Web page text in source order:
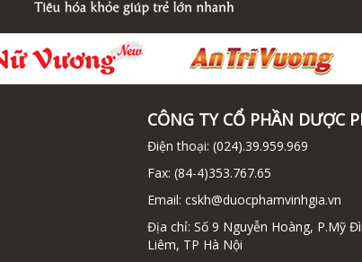
CÔNG TY CỔ PHẦN DƯỢC
Điện thoại: (024).39.959.969
Fax: (84-4)353.767.65
Email: cskh@duocphamvinhgia.vn
Địa chỉ: Số 9 Nguyễn Hoàng, P.Mỹ
Liêm, TP Hà Nội